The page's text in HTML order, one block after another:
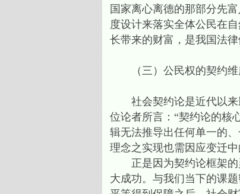
国家离心离德的那部分先
度设计来落实全体公民在
长带来的财富，是我国法律
（三）公民权的契约维
社会契约论是近代以来
位论者所言：“契约论的核
辑无法推导出任何单一的
理念之实现也需因应变迁
正是因为契约论框架的
大成功。与我们当下的课